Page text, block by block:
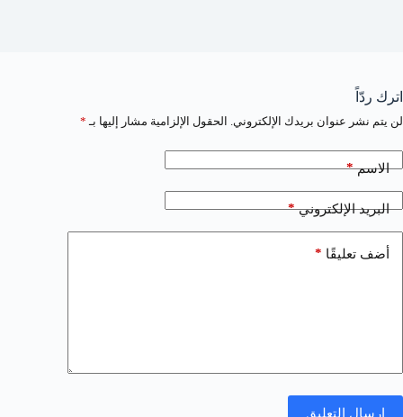
اترك ردّاً
لن يتم نشر عنوان بريدك الإلكتروني. الحقول الإلزامية مشار إليها بـ *
الاسم*
البريد الإلكتروني*
أضف تعليقًا *
إرسال التعليق